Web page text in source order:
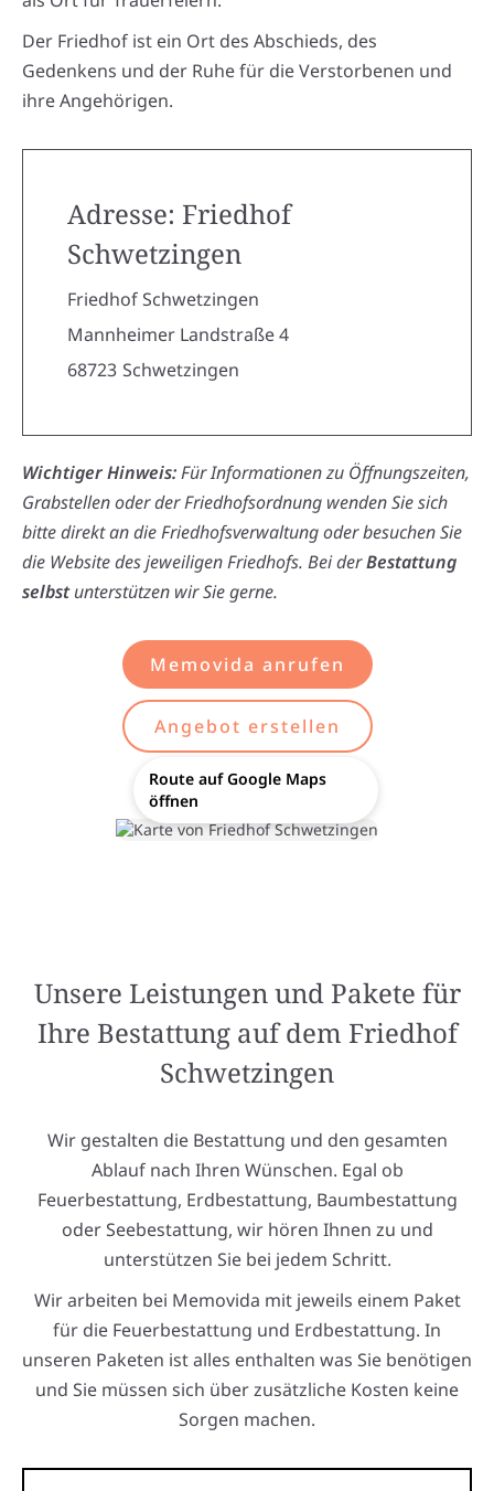
Der Friedhof ist ein Ort des Abschieds, des
Gedenkens und der Ruhe für die Verstorbenen und
ihre Angehörigen.
Adresse: Friedhof
Schwetzingen
Friedhof Schwetzingen
Mannheimer Landstraße 4
68723 Schwetzingen
Wichtiger Hinweis:Für Informationen zu Öffnungszeiten,
Grabstellen oder der Friedhofsordnung wenden Sie sich
bitte direkt an die Friedhofsverwaltung oder besuchen Sie
die Website des jeweiligen Friedhofs. Bei derBestattung
selbstunterstützen wir Sie gerne.
Memovida anrufen
Angebot erstellen
Route auf Google Maps
öffnen
Unsere Leistungen und Pakete für
Ihre Bestattung auf dem Friedhof
Schwetzingen
Wir gestalten die Bestattung und den gesamten
Ablauf nach Ihren Wünschen. Egal ob
Feuerbestattung, Erdbestattung, Baumbestattung
oder Seebestattung, wir hören Ihnen zu und
unterstützen Sie bei jedem Schritt.
Wir arbeiten bei Memovida mit jeweils einem Paket
für die Feuerbestattung und Erdbestattung. In
unseren Paketen ist alles enthalten was Sie benötigen
und Sie müssen sich über zusätzliche Kosten keine
Sorgen machen.